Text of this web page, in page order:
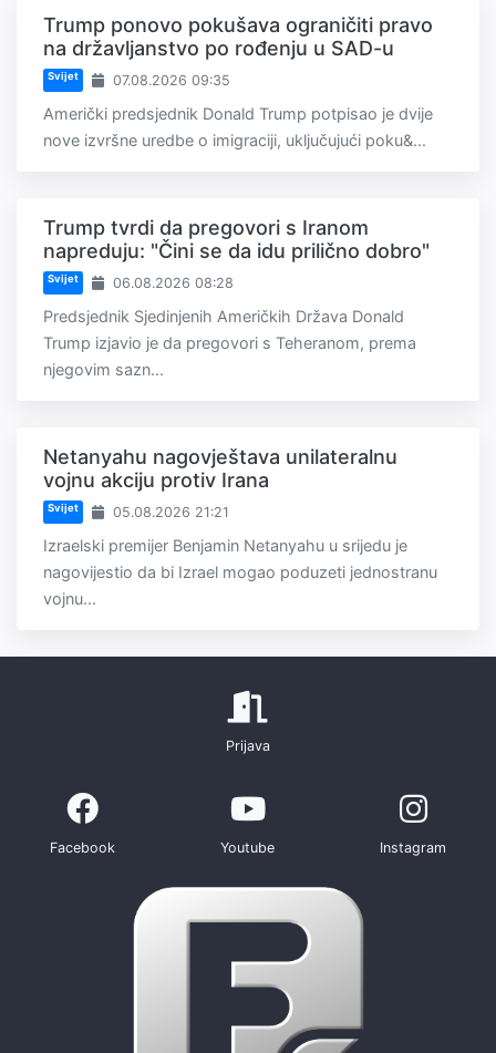
Trump ponovo pokušava ograničiti pravo
na državljanstvo po rođenju u SAD-u
Svijet 07.08.2026 09:35
Američki predsjednik Donald Trump potpisao je dvije
nove izvršne uredbe o imigraciji, uključujući poku&...
Trump tvrdi da pregovori s Iranom
napreduju: "Čini se da idu prilično dobro"
Svijet 06.08.2026 08:28
Predsjednik Sjedinjenih Američkih Država Donald
Trump izjavio je da pregovori s Teheranom, prema
njegovim sazn...
Netanyahu nagovještava unilateralnu
vojnu akciju protiv Irana
Svijet 05.08.2026 21:21
Izraelski premijer Benjamin Netanyahu u srijedu je
nagovijestio da bi Izrael mogao poduzeti jednostranu
vojnu...
Prijava
Facebook Youtube Instagram